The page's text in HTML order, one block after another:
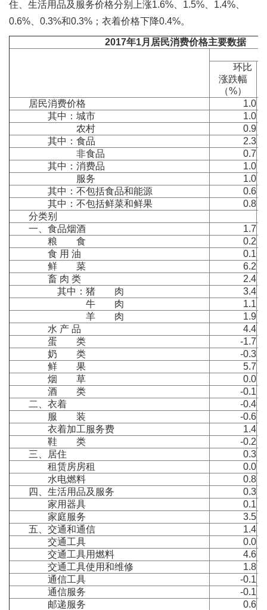
住、生活用品及服务价格分别上涨1.6%、1.5%、1.4%、
0.6%、0.3%和0.3%；衣着价格下降0.4%。
2017年1月居民消费价格主要数据
环比
涨跌幅
（%）
居民消费价格
1.0
其中：城市
1.0
农村
0.9
其中：食品
2.3
非食品
0.7
其中：消费品
1.0
服务
1.0
其中：不包括食品和能源
0.6
其中：不包括鲜菜和鲜果
0.8
分类别
一、食品烟酒
1.7
粮 食
0.2
食 用 油
0.1
鲜 菜
6.2
畜 肉 类
2.4
其中：猪 肉
3.4
牛 肉
1.1
羊 肉
1.9
水 产 品
4.4
蛋 类
-1.7
奶 类
-0.3
鲜 果
5.7
烟 草
0.0
酒 类
-0.1
二、衣着
-0.4
服 装
-0.6
衣着加工服务费
1.4
鞋 类
-0.2
三、居住
0.3
租赁房房租
0.0
水电燃料
0.8
四、生活用品及服务
0.3
家用器具
0.1
家庭服务
3.5
五、交通和通信
1.4
交通工具
0.0
交通工具用燃料
4.6
交通工具使用和维修
1.8
通信工具
-0.1
通信服务
-0.1
邮递服务
0.6